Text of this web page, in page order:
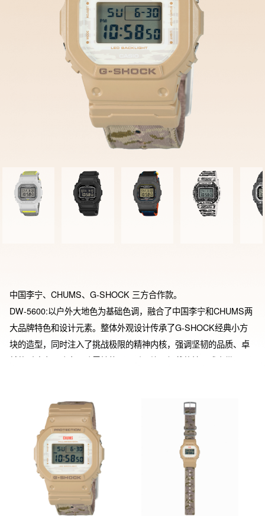
中国李宁、CHUMS、G-SHOCK 三方合作款。
DW-5600:以户外大地色为基础色调，融合了中国李宁和CHUMS两
大品牌特色和设计元素。整体外观设计传承了G-SHOCK经典小方
块的造型，同时注入了挑战极限的精神内核，强调坚韧的品质、卓
越的耐冲击、防水、防震性能。正反面均可佩戴的抽取式表带，一
制的户外可烧饭可带饭的便当盒，并配有便携式绑带方便户外携带
使用。内含定制款户外便携挂绳，挂绳可两用分别长挂和短挂使
BA-110X:以户外多彩元素为主题，整体设计充满活力。通过独特的
配色组合，传达出不满足于现状、积极进取、勇敢探索更广阔世界
的年轻精神。这种设计理念不仅呼应了年轻人的生活态度，也体现
了三个品牌的共性。表盒将三方品牌的运动、户外属性相结合设计